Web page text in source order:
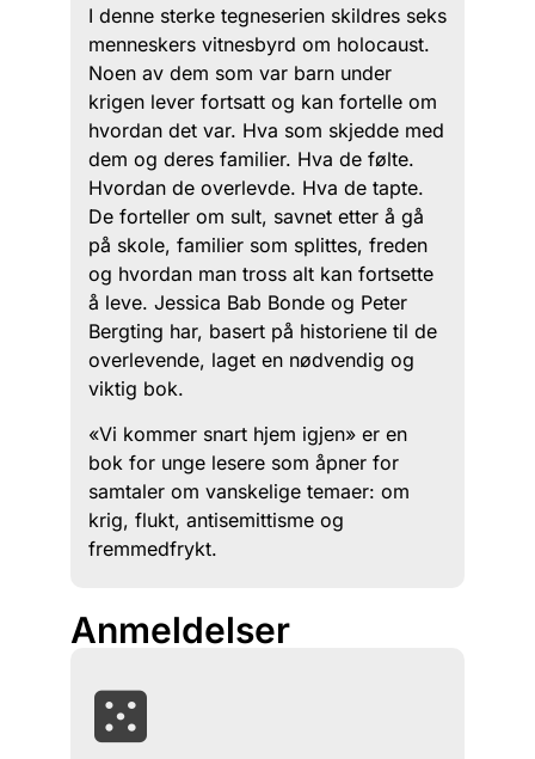
I denne sterke tegneserien skildres seks
menneskers vitnesbyrd om holocaust.
Noen av dem som var barn under
krigen lever fortsatt og kan fortelle om
hvordan det var. Hva som skjedde med
dem og deres familier. Hva de følte.
Hvordan de overlevde. Hva de tapte.
De forteller om sult, savnet etter å gå
på skole, familier som splittes, freden
og hvordan man tross alt kan fortsette
å leve. Jessica Bab Bonde og Peter
Bergting har, basert på historiene til de
overlevende, laget en nødvendig og
viktig bok.
«Vi kommer snart hjem igjen» er en
bok for unge lesere som åpner for
samtaler om vanskelige temaer: om
krig, flukt, antisemittisme og
fremmedfrykt.
Anmeldelser